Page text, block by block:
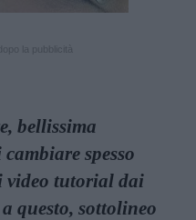
bellissima
spesso
video tutorial dai
questo, sottolineo